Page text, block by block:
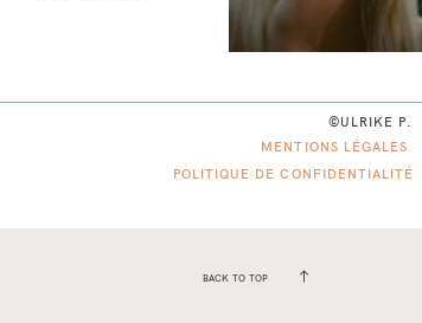
©ULRIKE P.
MENTIONS LÉGALES
POLITIQUE DE CONFIDENTIALITÉ
BACK TO TOP